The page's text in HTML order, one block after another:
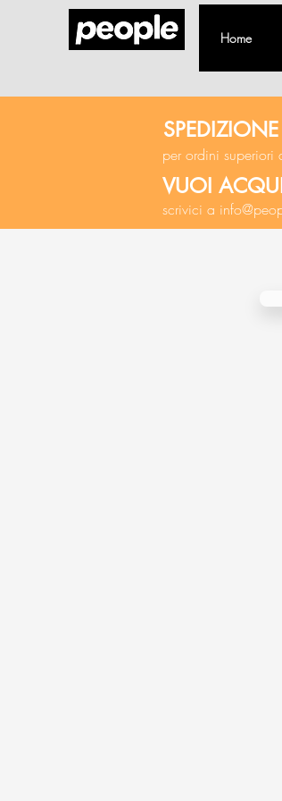
Home
per ordini
VUOI
scrivici a